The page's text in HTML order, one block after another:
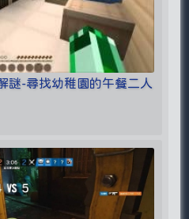
謎-尋找幼稚園的午餐二人